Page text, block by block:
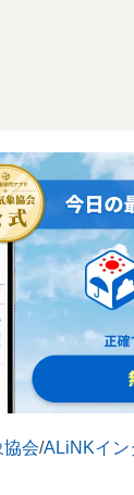
協会/ALiNKイン